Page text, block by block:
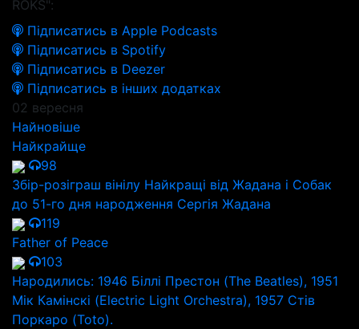
ROKS":
Підписатись в Apple Podcasts
Підписатись в Spotify
Підписатись в Deezer
Підписатись в інших додатках
02 вересня
Найновіше
Найкрайще
98
Збір-розіграш вінілу Найкращі від Жадана і Собак
до 51-го дня народження Сергія Жадана
119
Father of Peace
103
Народились: 1946 Біллі Престон (The Beatles), 1951
Мік Камінскі (Electric Light Orchestra), 1957 Стів
Поркаро (Toto).